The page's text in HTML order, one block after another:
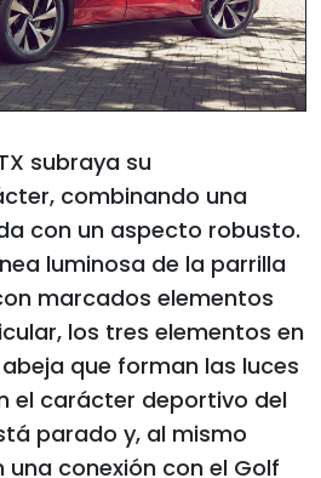
subraya su
combinando una
con un aspecto robusto.
luminosa de la parrilla
marcados elementos
los tres elementos en
que forman las luces
el carácter deportivo del
parado y, al mismo
conexión con el Golf